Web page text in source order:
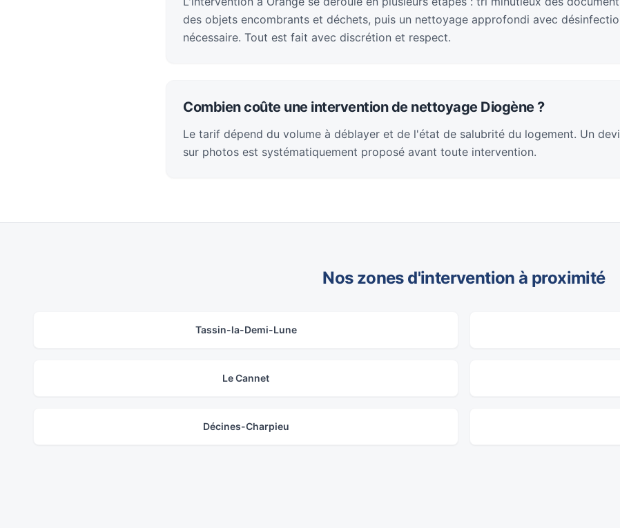
des objets encombrants et déchets, puis un nettoyage approfondi avec
nécessaire. Tout est fait avec discrétion et respect.
Combien coûte une intervention de nettoyage Diogène ?
Le tarif dépend du volume à déblayer et de l'état de salubrité du logement. Un
sur photos est systématiquement proposé avant toute intervention.
Nos zones d'intervention à proximité
Tassin-la-Demi-Lune
Le Cannet
Décines-Charpieu